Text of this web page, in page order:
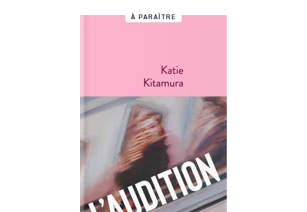
À PARAÎTRE